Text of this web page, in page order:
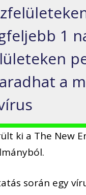
1
a
ki a The New
során egy